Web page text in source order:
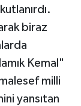
biraz
Kemal"
milli
yansıtan